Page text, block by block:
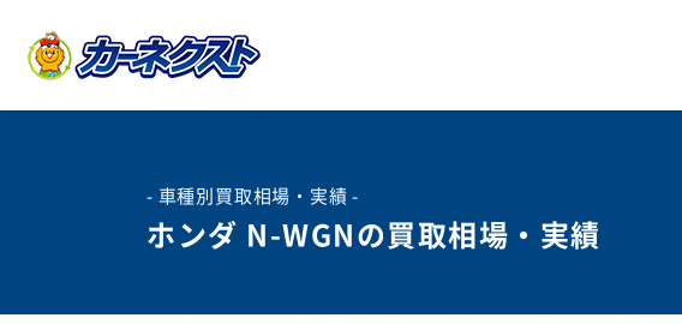
- 車種別買取相場・実績 -
ホンダ N-WGNの買取相場・実績